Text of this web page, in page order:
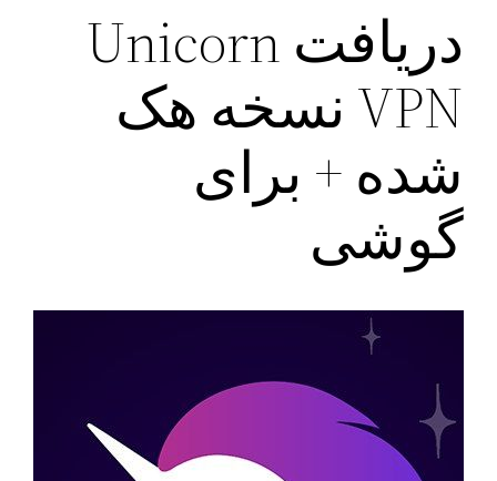
دریافت Unicorn
VPN نسخه هک
شده + برای
گوشی